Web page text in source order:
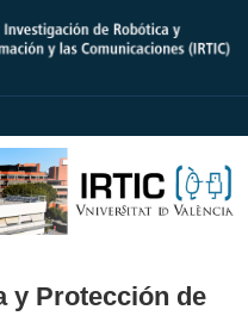
y Protección de